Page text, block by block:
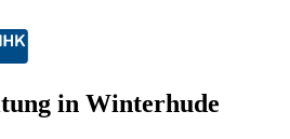
in Winterhude